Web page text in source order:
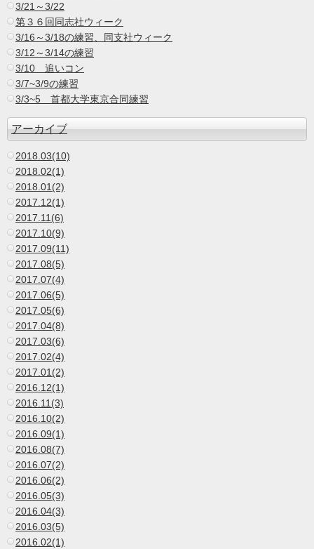
3/21～3/22
第３６回同志社ウィーク
3/16～3/18の練習、同支社ウィーク
3/12～3/14の練習
3/10 追いコン
3/7~3/9の練習
3/3~5 首都大学東京合同練習
アーカイブ
2018.03(10)
2018.02(1)
2018.01(2)
2017.12(1)
2017.11(6)
2017.10(9)
2017.09(11)
2017.08(5)
2017.07(4)
2017.06(5)
2017.05(6)
2017.04(8)
2017.03(6)
2017.02(4)
2017.01(2)
2016.12(1)
2016.11(3)
2016.10(2)
2016.09(1)
2016.08(7)
2016.07(2)
2016.06(2)
2016.05(3)
2016.04(3)
2016.03(5)
2016.02(1)